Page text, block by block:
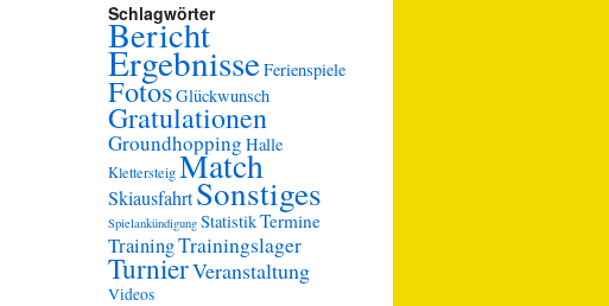
Schlagwörter
Bericht
ErgebnisseFerienspiele
FotosGlückwunsch
Gratulationen
Groundhopping Halle
KlettersteigMatch
SkiausfahrtSonstiges
Spielankündigung StatistikTermine
TrainingTrainingslager
TurnierVeranstaltung
Videos